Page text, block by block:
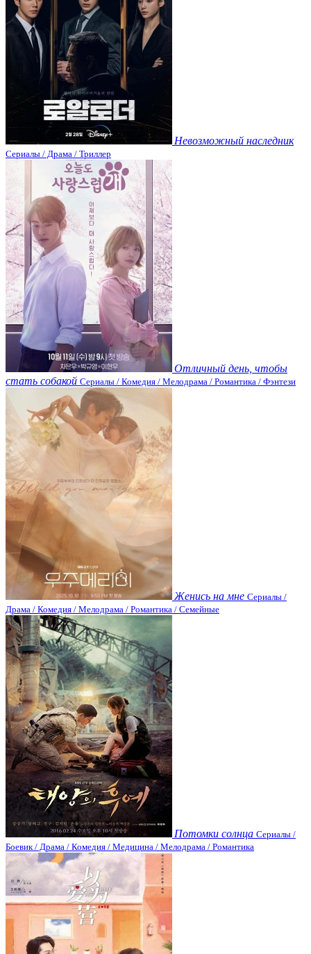
Невозможный наследник
Сериалы / Драма / Триллер
Отличный день, чтобы
стать собакой Сериалы / Комедия / Мелодрама / Романтика / Фэнтези
Женись на мне Сериалы /
Драма / Комедия / Мелодрама / Романтика / Семейные
Потомки солнца Сериалы /
Боевик / Драма / Комедия / Медицина / Мелодрама / Романтика